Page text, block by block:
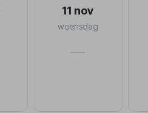
11 nov
woensdag
—